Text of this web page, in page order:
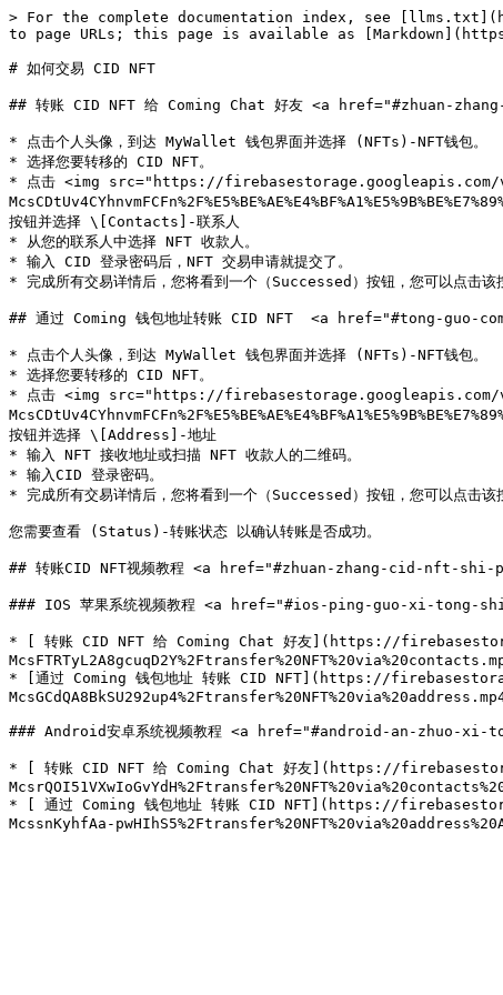
> For the complete documentation index, see
to page URLs; this page is available as
# 如何交易 CID NFT
## 转账 CID NFT 给 Coming Chat 好友 <a href="#zhuan-
* 点击个人头像，到达 MyWallet 钱包界面并选择 (NFTs)-NFT钱包。
* 选择您要转移的 CID NFT。
* 点击 <img src="https://firebasestorage.googleapis.com/v0/b/
按钮并选择 \[Contacts]-联系人
* 从您的联系人中选择 NFT 收款人。
* 输入 CID 登录密码后，NFT 交易申请就提交了。
* 完成所有交易详情后，您将看到一个（Successed）按钮，您可以点击该
## 通过 Coming 钱包地址转账 CID NFT  <a href="#tong-
* 点击个人头像，到达 MyWallet 钱包界面并选择 (NFTs)-NFT钱包。
* 选择您要转移的 CID NFT。
* 点击 <img src="https://firebasestorage.googleapis.com/v0/b/
按钮并选择 \[Address]-地址
* 输入 NFT 接收地址或扫描 NFT 收款人的二维码。
* 输入CID 登录密码。
* 完成所有交易详情后，您将看到一个（Successed）按钮，您可以点击该
您需要查看 (Status)-转账状态 以确认转账是否成功。
## 转账CID NFT视频教程 <a href="#zhuan-zhang-cid-
### IOS 苹果系统视频教程 <a href="#ios-ping-guo-xi-
* [ 转账 CID NFT 给 Coming Chat 好友](https://
* [通过 Coming 钱包地址 转账 CID NFT](https://
### Android安卓系统视频教程 <a href="#android-an-
* [ 转账 CID NFT 给 Coming Chat 好友](https://
* [ 通过 Coming 钱包地址 转账 CID NFT](https://
McssnKyhfAa-